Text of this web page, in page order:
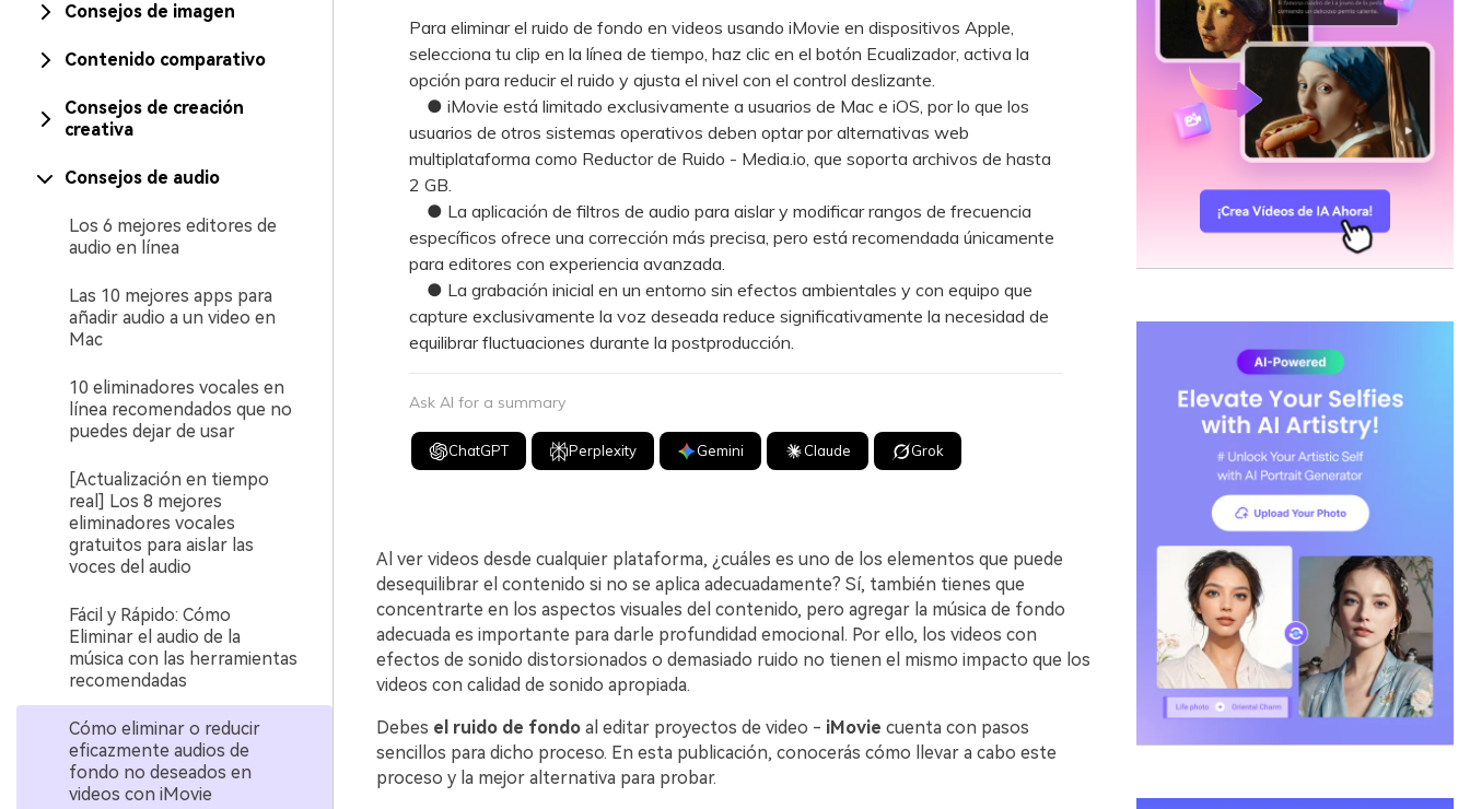
Consejos de imagen
Contenido comparativo
Consejos de creación
creativa
Consejos de audio
Los 6 mejores editores de
audio en línea
Las 10 mejores apps para
añadir audio a un video en
Mac
10 eliminadores vocales en
línea recomendados que no
puedes dejar de usar
[Actualización en tiempo
real] Los 8 mejores
eliminadores vocales
gratuitos para aislar las
voces del audio
Fácil y Rápido: Cómo
Eliminar el audio de la
música con las herramientas
recomendadas
Cómo eliminar o reducir
eficazmente audios de
fondo no deseados en
videos con iMovie
Para eliminar el ruido de fondo en videos usando iMovie en dispositivos Apple,
selecciona tu clip en la línea de tiempo, haz clic en el botón Ecualizador, activa la
opción para reducir el ruido y ajusta el nivel con el control deslizante.
● iMovie está limitado exclusivamente a usuarios de Mac e iOS, por lo que los
usuarios de otros sistemas operativos deben optar por alternativas web
multiplataforma como Reductor de Ruido - Media.io, que soporta archivos de hasta
2 GB.
● La aplicación de filtros de audio para aislar y modificar rangos de frecuencia
específicos ofrece una corrección más precisa, pero está recomendada únicamente
para editores con experiencia avanzada.
● La grabación inicial en un entorno sin efectos ambientales y con equipo que
capture exclusivamente la voz deseada reduce significativamente la necesidad de
equilibrar fluctuaciones durante la postproducción.
Ask AI for a summary
ChatGPT Perplexity Gemini Claude Grok
Al ver videos desde cualquier plataforma, ¿cuáles es uno de los elementos que puede
desequilibrar el contenido si no se aplica adecuadamente? Sí, también tienes que
concentrarte en los aspectos visuales del contenido, pero agregar la música de fondo
adecuada es importante para darle profundidad emocional. Por ello, los videos con
efectos de sonido distorsionados o demasiado ruido no tienen el mismo impacto que los
videos con calidad de sonido apropiada.
Debes el ruido de fondoal editar proyectos de video - iMovie cuenta con pasos
sencillos para dicho proceso. En esta publicación, conocerás cómo llevar a cabo este
proceso y la mejor alternativa para probar.